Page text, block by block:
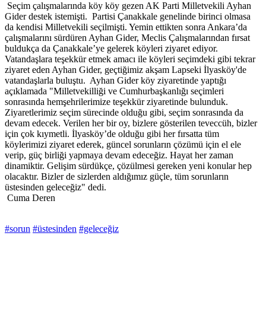
Seçim çalışmalarında köy köy gezen AK Parti Milletvekili Ayhan
Gider destek istemişti. Partisi Çanakkale genelinde birinci olmasa
da kendisi Milletvekili seçilmişti. Yemin ettikten sonra Ankara’da
çalışmalarını sürdüren Ayhan Gider, Meclis Çalışmalarından fırsat
buldukça da Çanakkale’ye gelerek köyleri ziyaret ediyor.
Vatandaşlara teşekkür etmek amacı ile köyleri seçimdeki gibi tekrar
ziyaret eden Ayhan Gider, geçtiğimiz akşam Lapseki İlyasköy'de
vatandaşlarla buluştu. Ayhan Gider köy ziyaretinde yaptığı
açıklamada "Milletvekilliği ve Cumhurbaşkanlığı seçimleri
sonrasında hemşehrilerimize teşekkür ziyaretinde bulunduk.
Ziyaretlerimiz seçim sürecinde olduğu gibi, seçim sonrasında da
devam edecek. Verilen her bir oy, bizlere gösterilen teveccüh, bizler
için çok kıymetli. İlyasköy’de olduğu gibi her fırsatta tüm
köylerimizi ziyaret ederek, güncel sorunların çözümü için el ele
verip, güç birliği yapmaya devam edeceğiz. Hayat her zaman
dinamiktir. Gelişim sürdükçe, çözülmesi gereken yeni konular hep
olacaktır. Bizler de sizlerden aldığımız güçle, tüm sorunların
üstesinden geleceğiz" dedi.
Cuma Deren
#sorun #üstesinden #geleceğiz